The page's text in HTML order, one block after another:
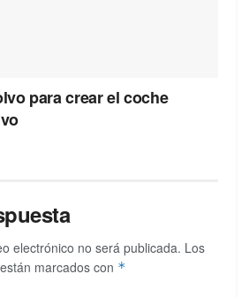
para crear el coche
electrónico no será publicada. Los
marcados con *